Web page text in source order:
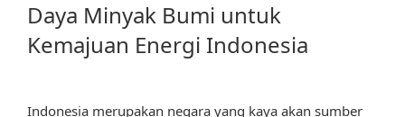
Daya Minyak Bumi untuk
Kemajuan Energi Indonesia
Indonesia merupakan negara yang kaya akan sumber